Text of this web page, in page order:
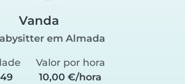
Vanda
em Almada
49
Valor por hora
10,00 €/hora